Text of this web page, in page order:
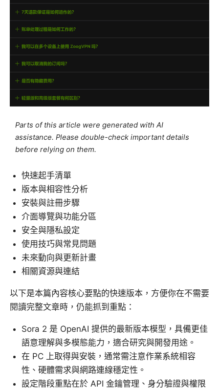
Parts of this article were generated with AI
assistance. Please double-check important details
before relying on them.
快速起手清單
版本與相容性分析
安裝與註冊步驟
介面導覽與功能分區
安全與隱私設定
使用技巧與常見問題
未來動向與更新計畫
相關資源與連結
以下是本篇內容核心要點的快速版本，方便你在不需要
閱讀完整文章時，仍能抓到重點：
Sora 2 是 OpenAI 提供的最新版本模型，具備更佳
語意理解與多模態能力，適合研究與開發用途。
在 PC 上取得與安裝，通常需注意作業系統相容
性、硬體需求與網路連線穩定性。
設定階段重點在於 API 金鑰管理、身分驗證與權限